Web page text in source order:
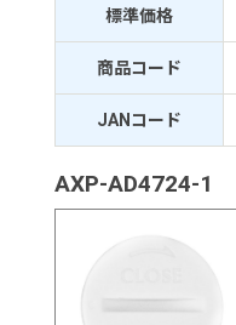
標準価格
商品コード
JANコード
AXP-AD4724-1